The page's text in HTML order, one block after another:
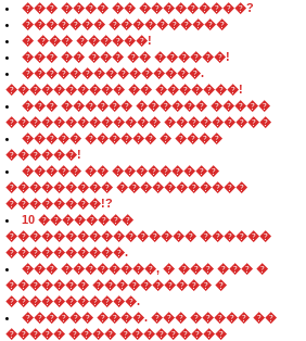
��� ���� �� ���������?
������� ����������
� ��� ������!
��� �� ��� �� ������!
���������������.
���������� �� �������!
��� ������ ������ �����
������������� ���������
����� ������ � ����
������!
����� �� ���������
��������� �����������
��������!?
10 ��������
���������������� ������
����������.
��� ��������, � ��� ��� �
������� ���������� �
�����������.
������ ����. ��� ����� ��
����� ���� ���������